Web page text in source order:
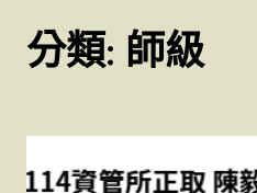
分類: 師級